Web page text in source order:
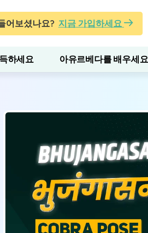
어보셨나요? 지금 가입하세요
하세요 아유르베다를 배우세요